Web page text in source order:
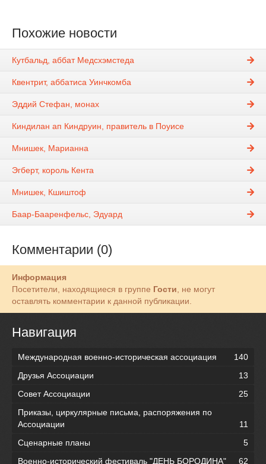
Похожие новости
Кутбальд, аббат Медсхэмстеда
Квентрит, аббатиса Уинчкомба
Эддий Стефан, монах
Киндилан ап Киндруин, правитель в Поуисе
Мнишек, Марианна
Эгберт, король Кента
Мнишек, Кшиштоф
Баар-Бааренфельс, Эдуард
Комментарии (0)
Информация
Посетители, находящиеся в группе Гости , не могут
оставлять комментарии к данной публикации.
Навигация
Международная военно-историческая ассоциация
140
Друзья Ассоциации
13
Совет Ассоциации
25
Приказы, циркулярные письма, распоряжения по
Ассоциации
11
Сценарные планы
5
Военно-исторический фестиваль "ДЕНЬ БОРОДИНА"
62